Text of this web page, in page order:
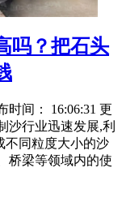
吗？把石头
时间： 16:06:31 更
沙行业迅速发展,利
不同粒度大小的沙
桥梁等领域内的使